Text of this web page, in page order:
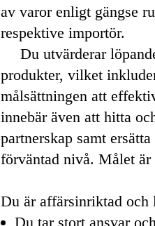
av varor enligt gängse
respektive importör.
Du utvärderar
produkter, vilket
målsättningen att
innebär även att hitta
partnerskap samt
förväntad nivå. Målet
Du är affärsinriktad och
Du tar stort ansvar